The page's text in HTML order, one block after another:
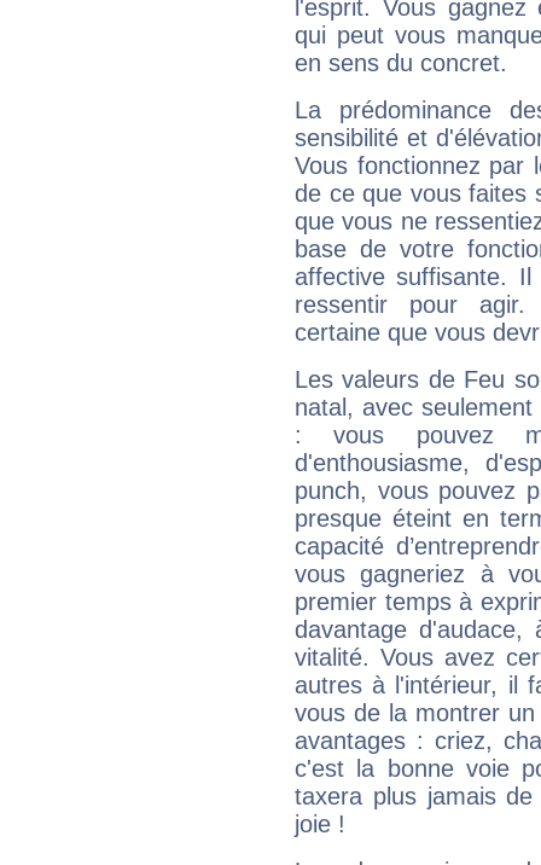
l'esprit. Vous
qui peut vous
en sens du concret.
La prédominance
sensibilité et
Vous fonctionnez
de ce que vous faites
que vous ne
base de votre
affective suffisante.
ressentir pour agir.
certaine que vous
Les valeurs de Feu
natal, avec
: vous pouvez
d'enthousiasme,
punch, vous pouvez
presque éteint en
capacité
vous gagneriez à
premier temps à
davantage
vitalité. Vous avez
autres à l'intérieur, il
vous de la montrer
avantages : criez,
c'est la bonne voie
taxera plus jamais
joie !